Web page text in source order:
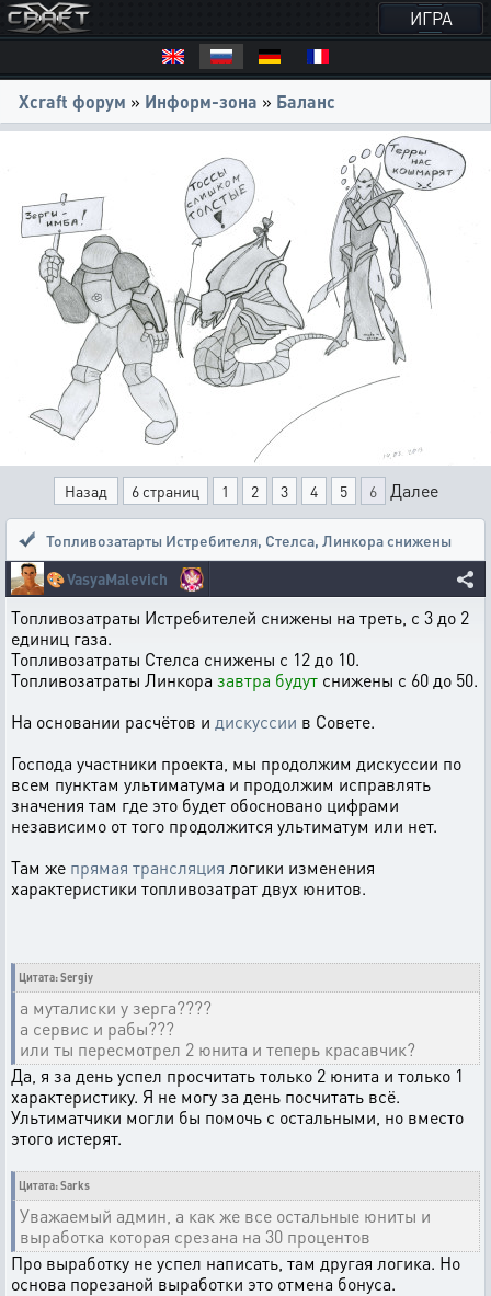
ИГРА
Xcraft форум » Информ-зона » Баланс
Назад 6 страниц 1 2 3 4 5 6 Далее
Топливозатарты Истребителя, Стелса, Линкора снижены
🎨VasyaMalevich
Топливозатраты Истребителей снижены на треть, с 3 до 2
единиц газа.
Топливозатраты Стелса снижены с 12 до 10.
Топливозатраты Линкора завтра будут снижены с 60 до 50.
На основании расчётов и дискуссии в Совете.
Господа участники проекта, мы продолжим дискуссии по
всем пунктам ультиматума и продолжим исправлять
значения там где это будет обосновано цифрами
независимо от того продолжится ультиматум или нет.
Там же прямая трансляция логики изменения
характеристики топливозатрат двух юнитов.
Цитата: Sergiy
а муталиски у зерга????
а сервис и рабы???
или ты пересмотрел 2 юнита и теперь красавчик?
Да, я за день успел просчитать только 2 юнита и только 1
характеристику. Я не могу за день посчитать всё.
Ультиматчики могли бы помочь с остальными, но вместо
этого истерят.
Цитата: Sarks
Уважаемый админ, а как же все остальные юниты и
выработка которая срезана на 30 процентов
Про выработку не успел написать, там другая логика. Но
основа порезаной выработки это отмена бонуса.